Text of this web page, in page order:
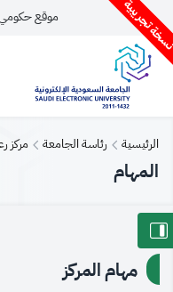
تجريبية موقع
الرئيسية رئاسة الجامعة مركز
المهام
مهام المركز